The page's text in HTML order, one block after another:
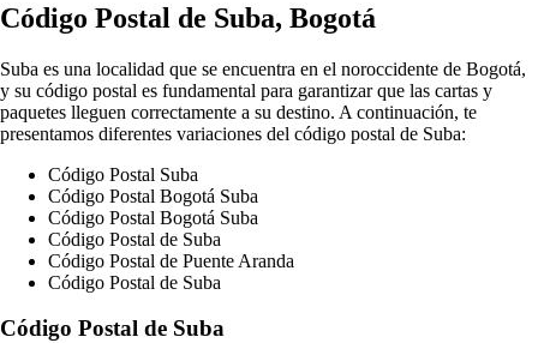
Código Postal de Suba, Bogotá
Suba es una localidad que se encuentra en el noroccidente de Bogotá,
y su código postal es fundamental para garantizar que las cartas y
paquetes lleguen correctamente a su destino. A continuación, te
presentamos diferentes variaciones del código postal de Suba:
Código Postal Suba
Código Postal Bogotá Suba
Código Postal Bogotá Suba
Código Postal de Suba
Código Postal de Puente Aranda
Código Postal de Suba
Código Postal de Suba